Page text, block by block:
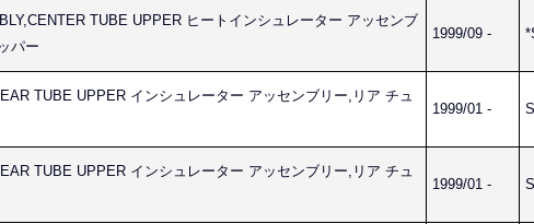
TUBE UPPER ヒートインシュレーター アッセンブ
パー
1999/09 -
TUBE UPPER インシュレーター アッセンブリー,リア チュ
1999/01 -
TUBE UPPER インシュレーター アッセンブリー,リア チュ
1999/01 -